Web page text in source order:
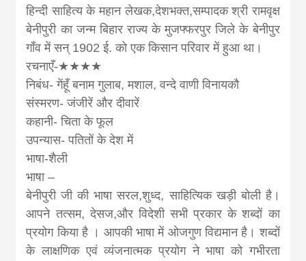
हिन्दी साहित्य के महान लेखक,देशभक्त,सम्पादक श्री रामवृक्ष
बेनीपुरी का जन्म बिहार राज्य के मुजफ्फरपुर जिले के बेनीपुर
गाँव में सन् 1902 ई. को एक किसान परिवार में हुआ था।
रचनाएँ-★★★★
निबंध- गेंहूँ बनाम गुलाब, मशाल, वन्दे वाणी विनायकौ
संस्मरण- जंजीरें और दीवारें
कहानी- चिता के फूल
उपन्यास- पतितों के देश में
भाषा-शैली
भाषा –
बेनीपुरी जी की भाषा सरल,शुध्द, साहित्यिक खड़ी बोली है।
आपने तत्सम, देसज,और विदेशी सभी प्रकार के शब्दों का
प्रयोग किया है । आपकी भाषा में ओजगुण विद्यमान है। शब्दों
के लाक्षणिक एवं व्यंजनात्मक प्रयोग ने भाषा को गभीरता